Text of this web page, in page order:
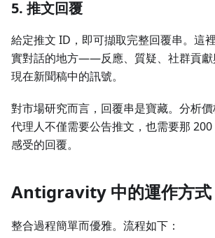
5. 推文回覆
給定推文 ID，即可擷取完整回覆串。這
實對話的地方——反應、質疑、社群貢獻
現在新聞稿中的訊號。
對市場研究而言，回覆串是寶藏。分析價
代理人不僅需要公告推文，也需要那
感受的回覆。
Antigravity 中的運作方式
整合過程簡單而優雅。流程如下：